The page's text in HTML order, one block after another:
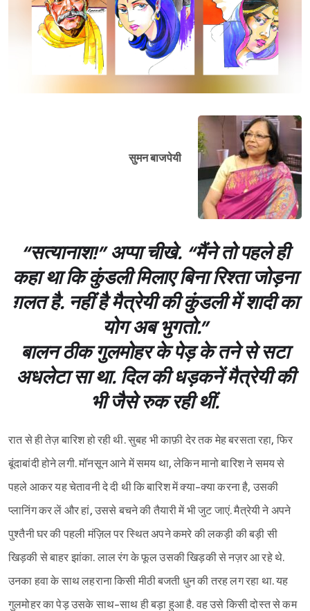
सुमन बाजपेयी
“सत्यानाश!” अप्पा चीखे. “मैंने तो पहले ही
कहा था कि कुंडली मिलाए बिना रिश्ता जोड़ना
ग़लत है. नहीं है मैत्रेयी की कुंडली में शादी का
योग अब भुगतो.”
बालन ठीक गुलमोहर के पेड़ के तने से सटा
अधलेटा सा था. दिल की धड़कनें मैत्रेयी की
भी जैसे रुक रही थीं.
रात से ही तेज़ बारिश हो रही थी. सुबह भी काफ़ी देर तक मेह बरसता रहा, फिर
बूंदाबांदी होने लगी. मॉनसून आने में समय था, लेकिन मानो बारिश ने समय से
पहले आकर यह चेतावनी दे दी थी कि बारिश में क्या-क्या करना है, उसकी
प्लानिंग कर लें और हां, उससे बचने की तैयारी में भी जुट जाएं. मैत्रेयी ने अपने
पुश्तैनी घर की पहली मंज़िल पर स्थित अपने कमरे की लकड़ी की बड़ी सी
खिड़की से बाहर झांका. लाल रंग के फूल उसकी खिड़की से नज़र आ रहे थे.
उनका हवा के साथ लहराना किसी मीठी बजती धुन की तरह लग रहा था. यह
गुलमोहर का पेड़ उसके साथ-साथ ही बड़ा हुआ है. वह उसे किसी दोस्त से कम